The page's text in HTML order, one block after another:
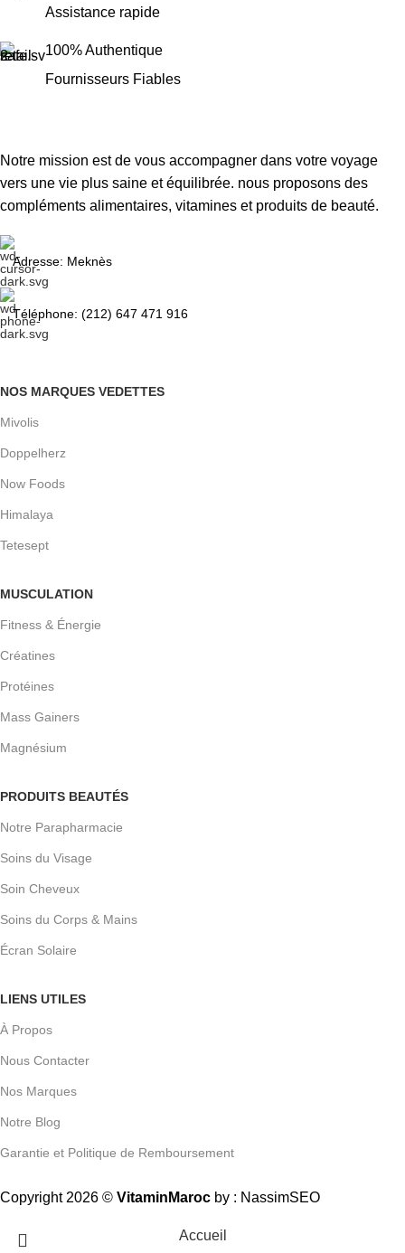
Assistance rapide
100% Authentique
Fournisseurs Fiables
Notre mission est de vous accompagner dans votre voyage
vers une vie plus saine et équilibrée. nous proposons des
compléments alimentaires, vitamines et produits de beauté.
Adresse: Meknès
Téléphone: (212) 647 471 916
NOS MARQUES VEDETTES
Mivolis
Doppelherz
Now Foods
Himalaya
Tetesept
MUSCULATION
Fitness & Énergie
Créatines
Protéines
Mass Gainers
Magnésium
PRODUITS BEAUTÉS
Notre Parapharmacie
Soins du Visage
Soin Cheveux
Soins du Corps & Mains
Écran Solaire
LIENS UTILES
À Propos
Nous Contacter
Nos Marques
Notre Blog
Garantie et Politique de Remboursement
Copyright 2026 © VitaminMaroc by : NassimSEO
Accueil